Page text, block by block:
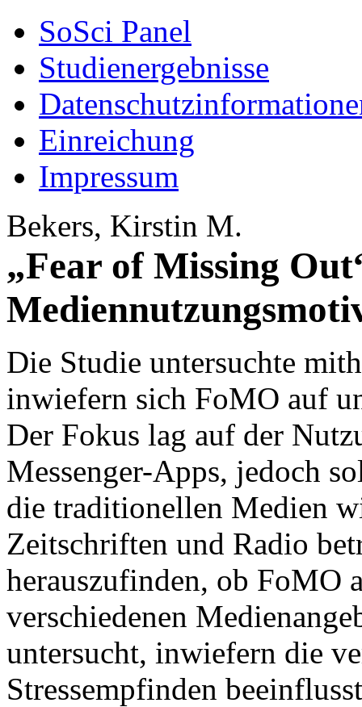
SoSci Panel
Studienergebnisse
Einreichung
Impressum
Bekers, Kirstin M.
„Fear of Missing
Die Studie untersuchte
inwiefern sich FoMO auf
Der Fokus lag auf der
Messenger-Apps, jedoch
die traditionellen Medien
Zeitschriften und Radio
herauszufinden, ob FoMO
verschiedenen
untersucht, inwiefern die
Stressempfinden